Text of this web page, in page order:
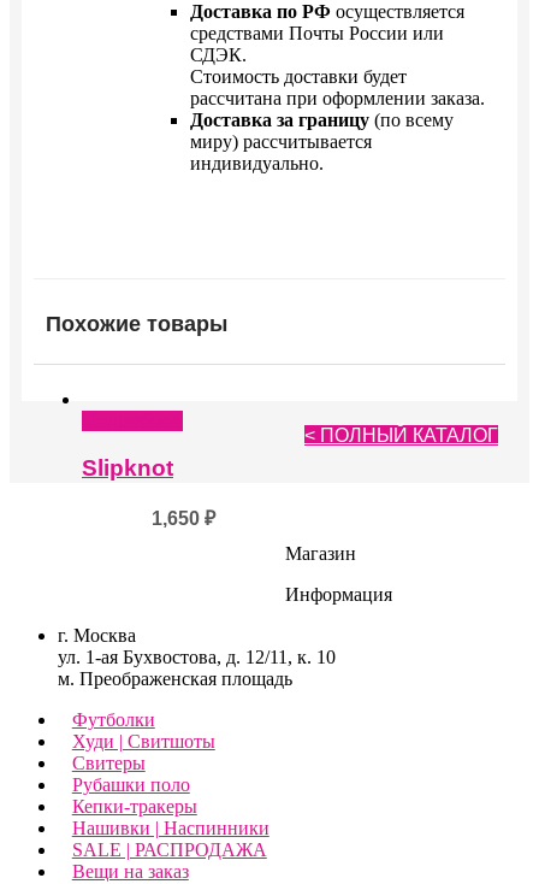
Доставка по РФ осуществляется
средствами Почты России или
СДЭК.
Стоимость доставки будет
рассчитана при оформлении заказа.
Доставка за границу (по всему
миру) рассчитывается
индивидуально.
Похожие товары
Slipknot
1,650 ₽
< ПОЛНЫЙ КАТАЛОГ
Магазин
Информация
г. Москва
ул. 1-ая Бухвостова, д. 12/11, к. 10
м. Преображенская площадь
Футболки
Худи | Свитшоты
Свитеры
Рубашки поло
Кепки-тракеры
Нашивки | Наспинники
SALE | РАСПРОДАЖА
Вещи на заказ